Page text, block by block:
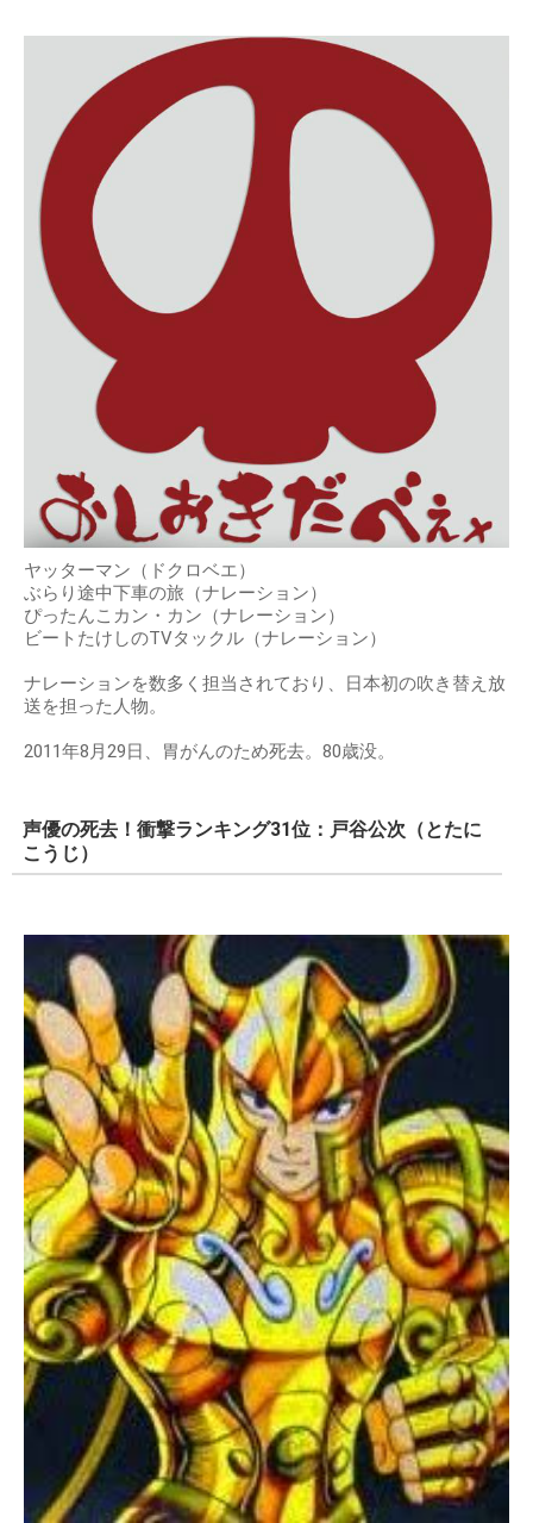
ヤッターマン（ドクロベエ）
ぶらり途中下車の旅（ナレーション）
ぴったんこカン・カン（ナレーション）
ビートたけしのTVタックル（ナレーション）
ナレーションを数多く担当されており、日本初の吹き替え放
送を担った人物。
2011年8月29日、胃がんのため死去。80歳没。
声優の死去！衝撃ランキング31位：戸谷公次（とたに
こうじ）